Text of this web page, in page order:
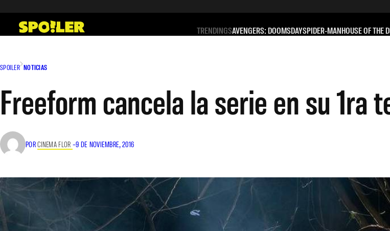
contenido
TRENDINGSAVENGERS: DOOMSDAYSPIDER-MANHOUSE OF THE
SPOILER NOTICIAS
Freeform cancela la serie en su 1ra
PORCINEMA FLOR –9 DE NOVIEMBRE, 2016